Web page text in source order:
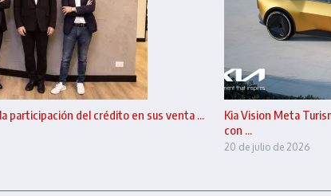
participación del crédito en sus venta ...
Kia Vision Meta
con ...
20 de julio de 2026